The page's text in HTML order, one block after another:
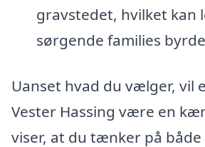
gravstedet, hvilket kan
sørgende families
Uanset hvad du vælger, vil
Vester Hassing være en
viser, at du tænker på